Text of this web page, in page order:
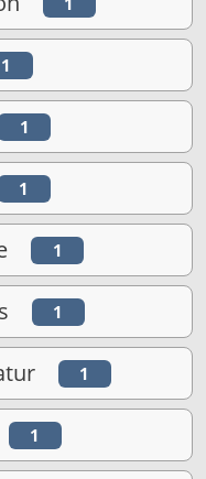
1
1
1
1
1
1
1